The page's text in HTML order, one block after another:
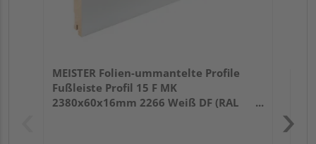
MEISTER Folien-ummantelte Profile
Fußleiste Profil 15 F MK
2380x60x16mm 2266 Weiß DF (RAL